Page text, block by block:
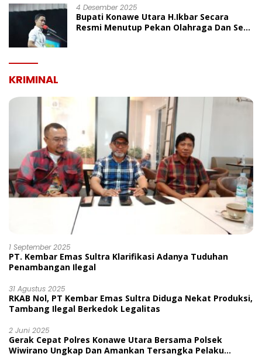
4 Desember 2025
Bupati Konawe Utara H.Ikbar Secara
Resmi Menutup Pekan Olahraga Dan Seni
KRIMINAL
1 September 2025
PT. Kembar Emas Sultra Klarifikasi Adanya Tuduhan
Penambangan Ilegal
31 Agustus 2025
RKAB Nol, PT Kembar Emas Sultra Diduga Nekat Produksi,
Tambang Ilegal Berkedok Legalitas
2 Juni 2025
Gerak Cepat Polres Konawe Utara Bersama Polsek
Wiwirano Ungkap Dan Amankan Tersangka Pelaku